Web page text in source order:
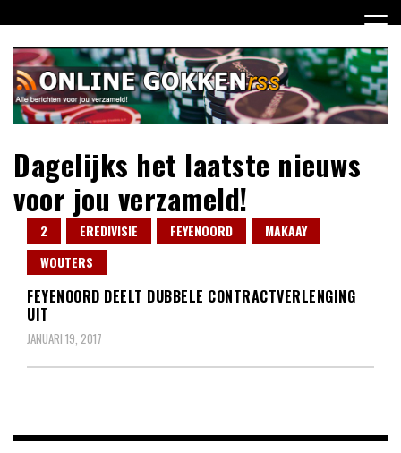
naar
inhoud
Dagelijks het laatste nieuws
voor jou verzameld!
2 EREDIVISIE FEYENOORD
MAKAAY
WOUTERS
FEYENOORD DEELT DUBBELE CONTRACTVERLENGING
UIT
JANUARI 19, 2017